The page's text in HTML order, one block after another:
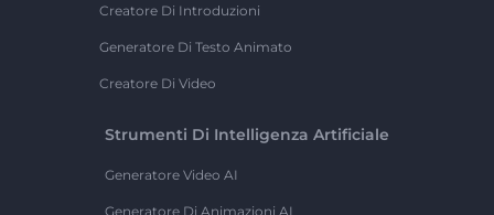
Creatore Di Introduzioni
Generatore Di Testo Animato
Creatore Di Video
Strumenti Di Intelligenza Artificiale
Generatore Video AI
Generatore Di Animazioni AI